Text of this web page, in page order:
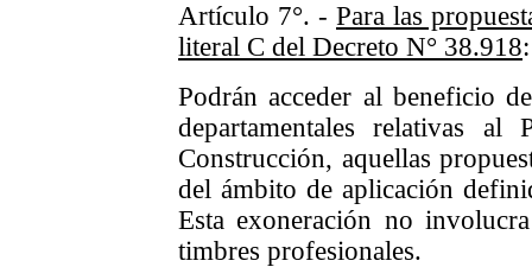
Artículo 7°. - Para las
literal C del Decreto N° 38.918:
Podrán acceder al beneficio
departamentales relativas
Construcción, aquellas
del ámbito de aplicación
Esta exoneración no
timbres profesionales.